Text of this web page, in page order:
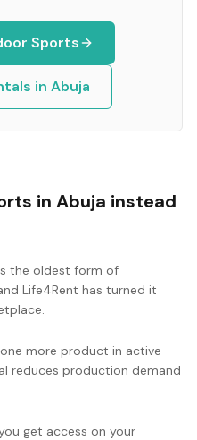
Sports
in Abuja
in Abuja instead
the oldest form of
Life4Rent has turned it
more product in active
reduces production demand
get access on your